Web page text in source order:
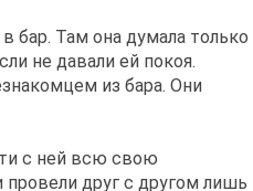
бар. Там она думала только
не давали ей покоя.
из бара. Они
с ней всю свою
друг с другом лишь